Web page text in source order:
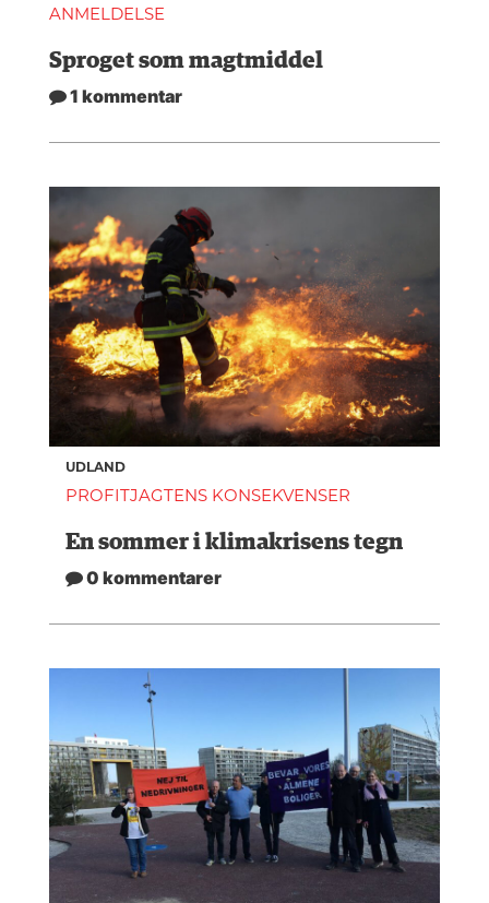
ANMELDELSE
Sproget som magtmiddel
1 kommentar
UDLAND
PROFITJAGTENS KONSEKVENSER
En sommer i klimakrisens tegn
0 kommentarer